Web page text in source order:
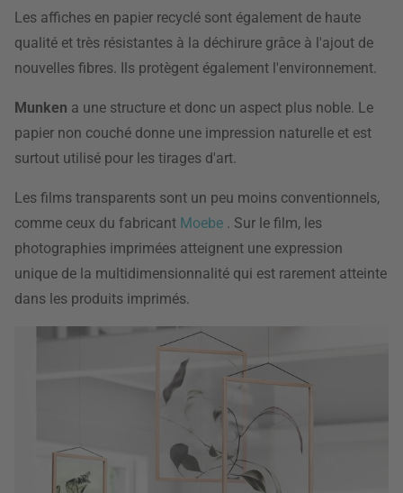
Les affiches en papier recyclé sont également de haute
qualité et très résistantes à la déchirure grâce à l'ajout de
nouvelles fibres. Ils protègent également l'environnement.
Munken a une structure et donc un aspect plus noble. Le
papier non couché donne une impression naturelle et est
surtout utilisé pour les tirages d'art.
Les films transparents sont un peu moins conventionnels,
comme ceux du fabricant Moebe . Sur le film, les
photographies imprimées atteignent une expression
unique de la multidimensionnalité qui est rarement atteinte
dans les produits imprimés.